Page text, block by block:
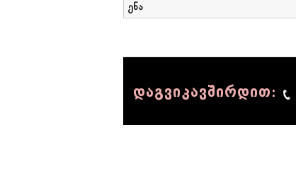
ენა
დაგვიკავშირდით: